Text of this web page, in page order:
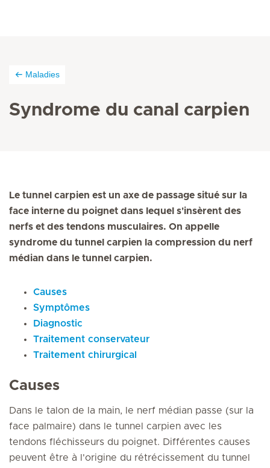
Maladies
Syndrome du canal carpien
Le tunnel carpien est un axe de passage situé sur la
face interne du poignet dans lequel s'insèrent des
nerfs et des tendons musculaires. On appelle
syndrome du tunnel carpien la compression du nerf
médian dans le tunnel carpien.
Causes
Symptômes
Diagnostic
Traitement conservateur
Traitement chirurgical
Causes
Dans le talon de la main, le nerf médian passe (sur la
face palmaire) dans le tunnel carpien avec les
tendons fléchisseurs du poignet. Différentes causes
peuvent être à l'origine du rétrécissement du tunnel